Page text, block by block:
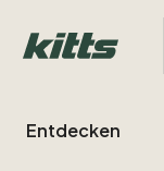
Entdecken